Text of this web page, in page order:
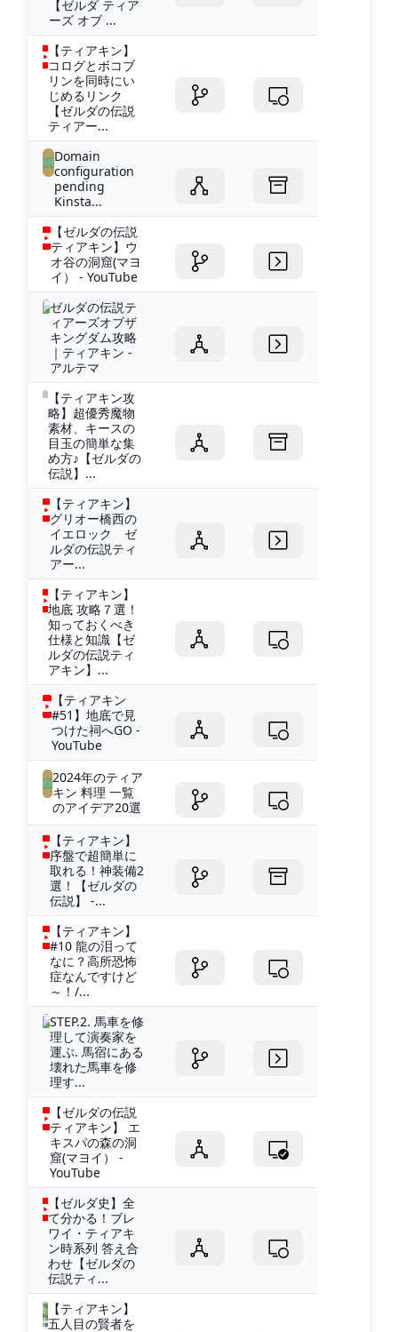
【ゼルダ ティア
ーズ オブ ...
【ティアキン】
コログとボコブ
リンを同時にい
じめるリンク
【ゼルダの伝説
ティアー...
Domain
configuration
pending
Kinsta...
【ゼルダの伝説
ティアキン】ウ
オ谷の洞窟(マヨ
イ） - YouTube
ゼルダの伝説テ
ィアーズオブザ
キングダム攻略
｜ティアキン -
アルテマ
【ティアキン攻
略】超優秀魔物
素材、キースの
目玉の簡単な集
め方♪【ゼルダの
伝説】...
【ティアキン】
グリオー橋西の
イエロック ゼ
ルダの伝説ティ
アー...
【ティアキン】
地底 攻略７選！
知っておくべき
仕様と知識【ゼ
ルダの伝説ティ
アキン】...
【ティアキン
#51】地底で見
つけた祠へGO -
YouTube
2024年のティア
キン 料理 一覧
のアイデア20選
【ティアキン】
序盤で超簡単に
取れる！神装備2
選！【ゼルダの
伝説】 -...
【ティアキン】
#10 龍の泪って
なに？高所恐怖
症なんですけど
～！/...
STEP.2. 馬車を修
理して演奏家を
運ぶ. 馬宿にある
壊れた馬車を修
理す...
【ゼルダの伝説
ティアキン】 エ
キスパの森の洞
窟(マヨイ） -
YouTube
【ゼルダ史】全
て分かる！ブレ
ワイ・ティアキ
ン時系列 答え合
わせ【ゼルダの
伝説ティ...
【ティアキン】
五人目の賢者を